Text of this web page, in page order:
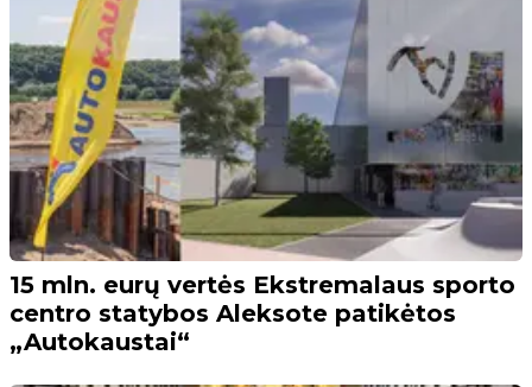
15 mln. eurų vertės Ekstremalaus sporto
centro statybos Aleksote patikėtos
„Autokaustai“